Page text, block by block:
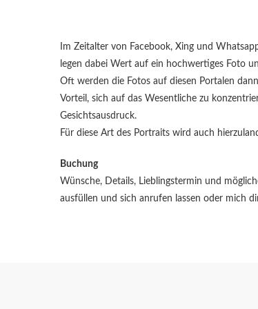
Im Zeitalter von Facebook, Xing und
legen dabei Wert auf ein hochwertiges Foto
Oft werden die Fotos auf diesen Portalen
Vorteil, sich auf das Wesentliche zu
Gesichtsausdruck.
Für diese Art des Portraits wird auch
Buchung
Wünsche, Details, Lieblingstermin und
ausfüllen und sich anrufen lassen oder mich